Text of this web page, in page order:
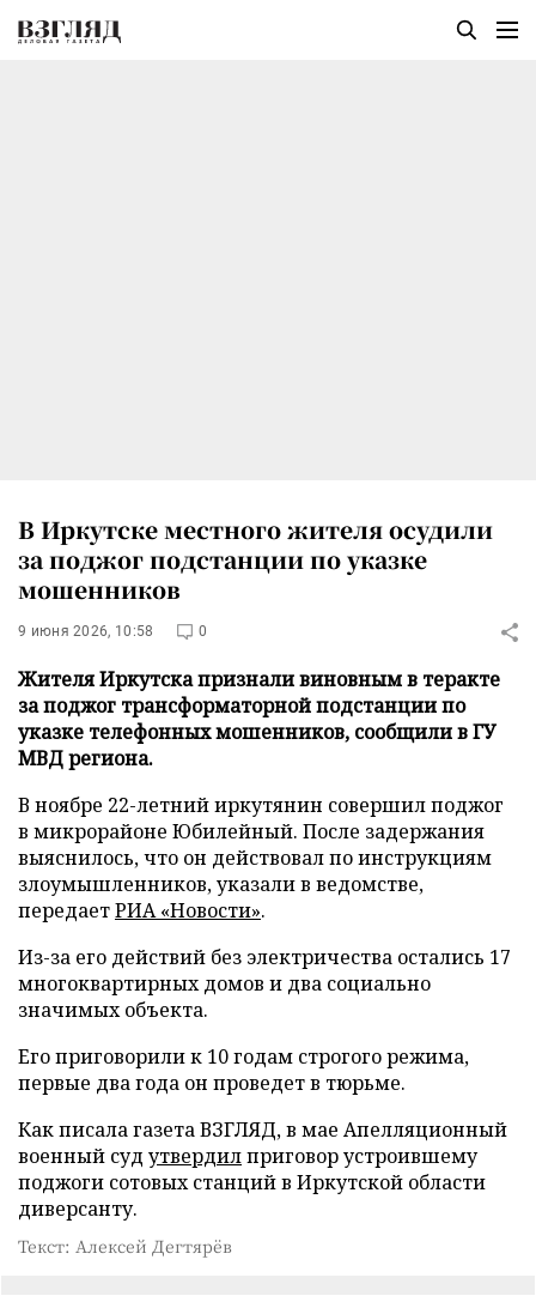
В Иркутске местного жителя осудили
за поджог подстанции по указке
мошенников
9 июня 2026, 10:58 0
Жителя Иркутска признали виновным в теракте
за поджог трансформаторной подстанции по
указке телефонных мошенников, сообщили в ГУ
МВД региона.
В ноябре 22-летний иркутянин совершил поджог
в микрорайоне Юбилейный. После задержания
выяснилось, что он действовал по инструкциям
злоумышленников, указали в ведомстве,
передаетРИА «Новости».
Из-за его действий без электричества остались 17
многоквартирных домов и два социально
значимых объекта.
Его приговорили к 10 годам строгого режима,
первые два года он проведет в тюрьме.
Как писала газета ВЗГЛЯД, в мае Апелляционный
военный суд утвердилприговор устроившему
поджоги сотовых станций в Иркутской области
диверсанту.
Текст: Алексей Дегтярёв